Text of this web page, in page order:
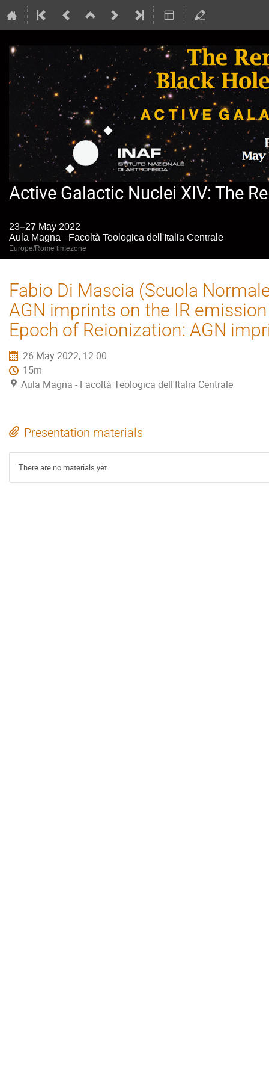
Active Galactic Nuclei XIV: The
23–27 May 2022
Aula Magna - Facoltà Teologica dell'Italia Centrale
Europe/Rome timezone
Fabio Di Mascia (Scuola
AGN imprints on the IR
Epoch of Reionization: AGN
26 May 2022, 12:00
15m
Aula Magna - Facoltà Teologica dell'Italia Centrale
Presentation materials
There are no materials yet.